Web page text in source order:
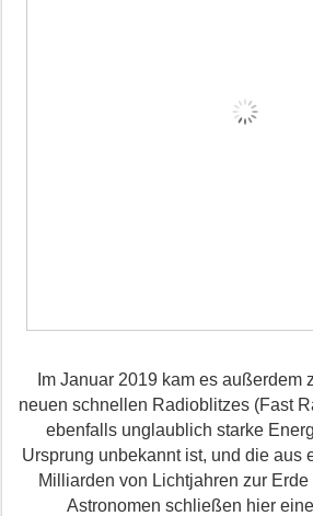
Im Januar 2019 kam es außerdem
neuen schnellen Radioblitzes (Fast
ebenfalls unglaublich starke
Ursprung unbekannt ist, und die aus
Milliarden von Lichtjahren zur
Astronomen schließen hier